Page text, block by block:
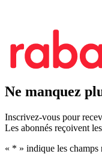
Ne manquez
Inscrivez-vous pour
Les abonnés reçoivent
« * » indique les champs